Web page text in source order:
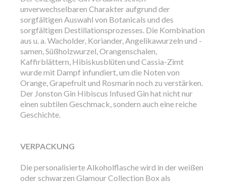
unverwechselbaren Charakter aufgrund der
sorgfältigen Auswahl von Botanicals und des
sorgfältigen Destillationsprozesses. Die Kombination
aus u. a. Wacholder, Koriander, Angelikawurzeln und -
samen, Süßholzwurzel, Orangenschalen,
Kaffirblättern, Hibiskusblüten und Cassia-Zimt
wurde mit Dampf infundiert, um die Noten von
Orange, Grapefruit und Rosmarin noch zu verstärken.
Der Jonston Gin Hibiscus Infused Gin hat nicht nur
einen subtilen Geschmack, sondern auch eine reiche
Geschichte.
VERPACKUNG
Die personalisierte Alkoholflasche wird in der weißen
oder schwarzen Glamour Collection Box als